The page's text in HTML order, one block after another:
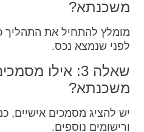
משכנתא?
מומלץ להתחיל את התהליך
לפני שנמצא נכס.
שאלה 3: אילו
משכנתא?
יש להציג מסמכים אישיים,
ורישומים נוספים.